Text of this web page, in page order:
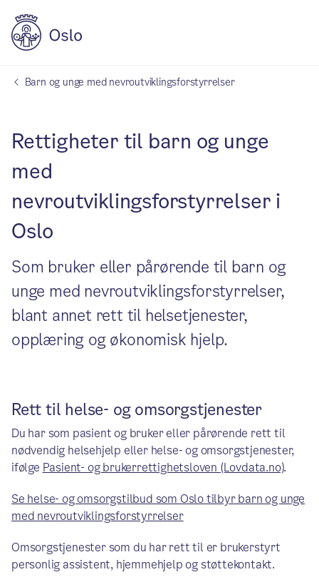
Barn og unge med nevroutviklingsforstyrrelser
Rettigheter til barn og unge
med
nevroutviklingsforstyrrelser i
Oslo
Som bruker eller pårørende til barn og
unge med nevroutviklingsforstyrrelser,
blant annet rett til helsetjenester,
opplæring og økonomisk hjelp.
Rett til helse- og omsorgstjenester
Du har som pasient og bruker eller pårørende rett til
nødvendig helsehjelp eller helse- og omsorgstjenester,
ifølge Pasient- og brukerrettighetsloven (Lovdata.no).
Se helse- og omsorgstilbud som Oslo tilbyr barn og unge
med nevroutviklingsforstyrrelser
Omsorgstjenester som du har rett til er brukerstyrt
personlig assistent, hjemmehjelp og støttekontakt.